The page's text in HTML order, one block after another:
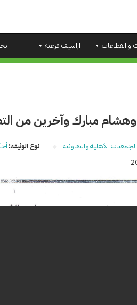
و القطاعات اراشيف فرعية
وهشام مبارك وآخرين من
الجمعيات الأهلية والتعاونية نوع الوثيقة: